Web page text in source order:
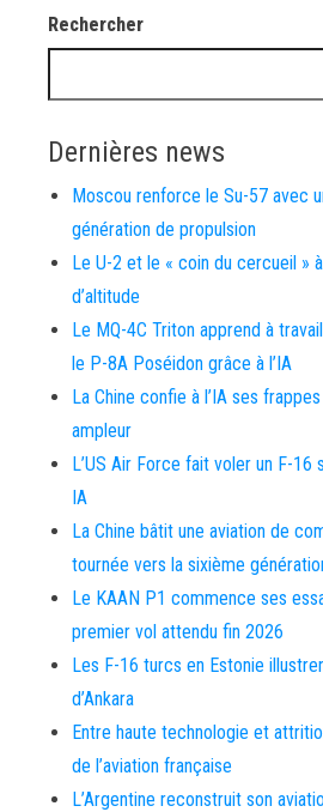
Rechercher
Dernières news
Moscou renforce le Su-57 avec
génération de propulsion
Le U-2 et le « coin du cercueil »
d’altitude
Le MQ-4C Triton apprend à
le P-8A Poséidon grâce à l’IA
La Chine confie à l’IA ses
ampleur
L’US Air Force fait voler un F-16
IA
La Chine bâtit une aviation de
tournée vers la sixième
Le KAAN P1 commence ses
premier vol attendu fin 2026
Les F-16 turcs en Estonie
d’Ankara
Entre haute technologie et
de l’aviation française
L’Argentine reconstruit son